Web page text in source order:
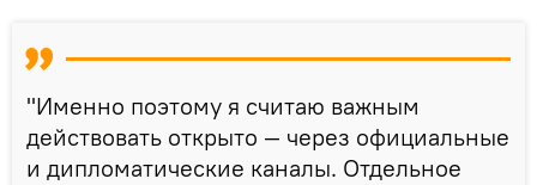
"Именно поэтому я считаю важным
действовать открыто — через официальные
и дипломатические каналы. Отдельное